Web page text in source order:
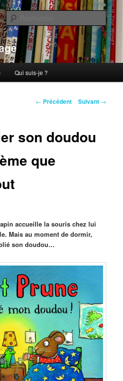
page
Qui suis-je ?
Navigation
← Précédent Suivant →
son doudou
que
accueille la souris chez lui
Mais au moment de dormir,
son doudou…